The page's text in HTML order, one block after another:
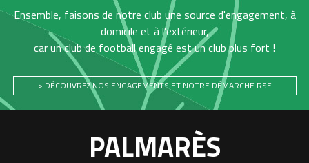
Ensemble, faisons de notre club une source d'engagement, à
domicile et à l'extérieur,
car un club de football engagé est un club plus fort !
> DÉCOUVREZ NOS ENGAGEMENTS ET NOTRE DÉMARCHE RSE
PALMARÈS